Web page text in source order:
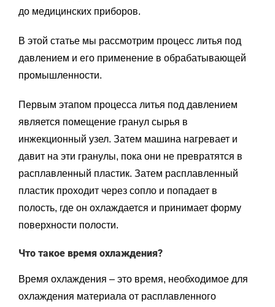
до медицинских приборов.
В этой статье мы рассмотрим процесс литья под
давлением и его применение в обрабатывающей
промышленности.
Первым этапом процесса литья под давлением
является помещение гранул сырья в
инжекционный узел. Затем машина нагревает и
давит на эти гранулы, пока они не превратятся в
расплавленный пластик. Затем расплавленный
пластик проходит через сопло и попадает в
полость, где он охлаждается и принимает форму
поверхности полости.
Что такое время охлаждения?
Время охлаждения – это время, необходимое для
охлаждения материала от расплавленного